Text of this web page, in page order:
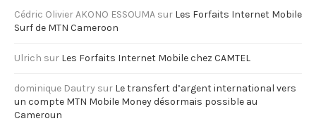
Cédric Olivier AKONO ESSOUMA sur Les Forfaits Internet Mobile
Surf de MTN Cameroon
Ulrich sur Les Forfaits Internet Mobile chez CAMTEL
dominique Dautry sur Le transfert d’argent international vers
un compte MTN Mobile Money désormais possible au
Cameroun